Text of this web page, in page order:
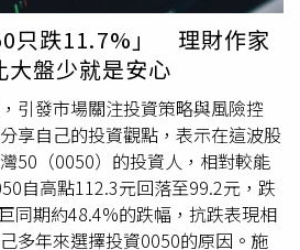
抽獎，有機會將品牌好禮免費帶回
閃專區特別規劃品牌代言人主題視
與 BABYMONSTER 的形象佈置，
人形立牌，讓粉絲能近距離拍照留
亮點。（圖／品牌提供）活動期
8 月 31 日● 活動地點：台隆手創
● 週末加碼活動：活動期間每週
17:00–21:008 月每週六、日，現場
滿額抽獎活動，邀請粉絲週末到店
，讓他有機會彌補當年的遺憾。貼
網友紛紛留言表示，「好感動，將
揮」、「正能量，善的循環」、
這麼有愛（版主和此位良善行為的
人」、「好孝順」。
只跌11.7%」 理財作家
大盤少就是安心
引發市場關注投資策略與風險控
享自己的投資觀點，表示在這波股
50（0050）的投資人，相對較能
自高點112.3元回落至99.2元，跌
同期約48.4%的跌幅，抗跌表現相
多年來選擇投資0050的原因。施